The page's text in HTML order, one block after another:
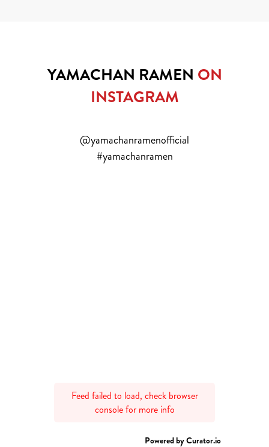
YAMACHAN RAMEN ON
INSTAGRAM
@yamachanramenofficial
#yamachanramen
Feed failed to load, check browser
console for more info
Powered by Curator.io